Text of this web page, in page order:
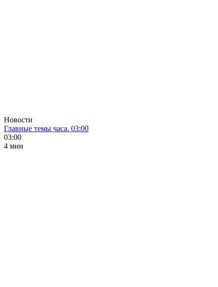
Новости
Главные темы часа. 03:00
03:00
4 мин